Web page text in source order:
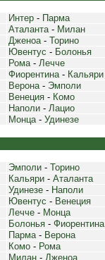
Интер - Парма
Аталанта- Милан
Дженоа- Торино
Ювентус - Болонья
Рома- Лечче
Фиорентина- Кальяри
Верона- Эмполи
Венеция - Комо
Наполи - Лацио
Монца- Удинезе
Эмполи - Торино
Кальяри - Аталанта
Удинезе - Наполи
Ювентус - Венеция
Лечче - Монца
Болонья - Фиорентина
Парма- Верона
Комо - Рома
Милан - Дженоа